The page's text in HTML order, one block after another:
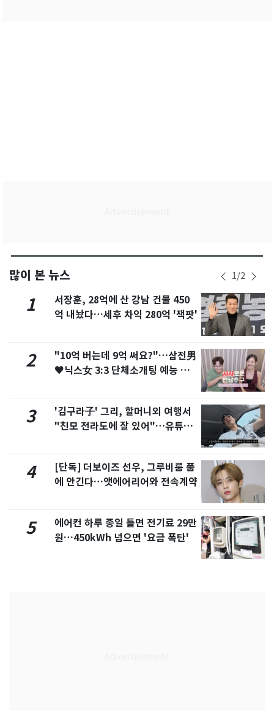
많이 본 뉴스 1/2
1
서장훈, 28억에 산 강남 건물 450
억 내놨다…세후 차익 280억 '잭팟'
2
"10억 버는데 9억 써요?"…삼전男
♥닉스女 3:3 단체소개팅 예능 화
3
'김구라子' 그리, 할머니외 여행서
"친모 전라도에 잘 있어"…유튜브
4
[단독] 더보이즈 선우, 그루비룸 품
에 안긴다…앳에어리어와 전속계약
5
에어컨 하루 종일 틀면 전기료 29만
원…450kWh 넘으면 '요금 폭탄'